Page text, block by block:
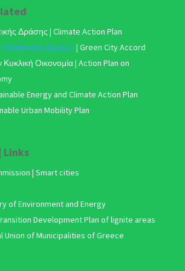
Δράσης | Climate Action Plan
Πράσινους Δήμους | Green City Accord
Κυκλική Οικονομία | Action Plan on
Energy and Climate Action Plan
Urban Mobility Plan
Links
| Smart cities
of Environment and Energy
Development Plan of lignite areas
Union of Municipalities of Greece